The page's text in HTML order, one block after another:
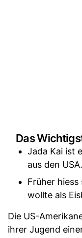
Das
Jada Kai ist
aus den USA.
Früher hiess
wollte als
Die US-
ihrer Jugend